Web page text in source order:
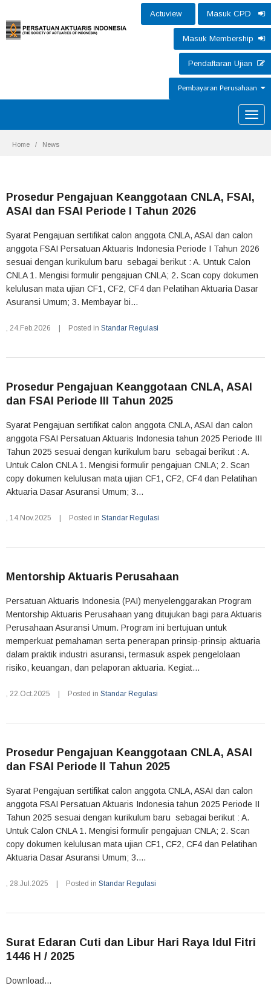
Actuview Masuk CPD
Masuk Membership
Pendaftaran Ujian
Pembayaran Perusahaan
Toggle
Home News
Prosedur Pengajuan Keanggotaan CNLA, FSAI,
ASAI dan FSAI Periode I Tahun 2026
Syarat Pengajuan sertifikat calon anggota CNLA, ASAI dan calon
anggota FSAI Persatuan Aktuaris Indonesia Periode I Tahun 2026
sesuai dengan kurikulum baru sebagai berikut : A. Untuk Calon
CNLA 1. Mengisi formulir pengajuan CNLA; 2. Scan copy dokumen
kelulusan mata ujian CF1, CF2, CF4 dan Pelatihan Aktuaria Dasar
Asuransi Umum; 3. Membayar bi...
, 24.Feb.2026 Posted in Standar Regulasi
Prosedur Pengajuan Keanggotaan CNLA, ASAI
dan FSAI Periode III Tahun 2025
Syarat Pengajuan sertifikat calon anggota CNLA, ASAI dan calon
anggota FSAI Persatuan Aktuaris Indonesia tahun 2025 Periode III
Tahun 2025 sesuai dengan kurikulum baru sebagai berikut : A.
Untuk Calon CNLA 1. Mengisi formulir pengajuan CNLA; 2. Scan
copy dokumen kelulusan mata ujian CF1, CF2, CF4 dan Pelatihan
Aktuaria Dasar Asuransi Umum; 3...
, 14.Nov.2025 Posted in Standar Regulasi
Mentorship Aktuaris Perusahaan
Persatuan Aktuaris Indonesia (PAI) menyelenggarakan Program
Mentorship Aktuaris Perusahaan yang ditujukan bagi para Aktuaris
Perusahaan Asuransi Umum. Program ini bertujuan untuk
memperkuat pemahaman serta penerapan prinsip-prinsip aktuaria
dalam praktik industri asuransi, termasuk aspek pengelolaan
risiko, keuangan, dan pelaporan aktuaria. Kegiat...
, 22.Oct.2025 Posted in Standar Regulasi
Prosedur Pengajuan Keanggotaan CNLA, ASAI
dan FSAI Periode II Tahun 2025
Syarat Pengajuan sertifikat calon anggota CNLA, ASAI dan calon
anggota FSAI Persatuan Aktuaris Indonesia tahun 2025 Periode II
Tahun 2025 sesuai dengan kurikulum baru sebagai berikut : A.
Untuk Calon CNLA 1. Mengisi formulir pengajuan CNLA; 2. Scan
copy dokumen kelulusan mata ujian CF1, CF2, CF4 dan Pelatihan
Aktuaria Dasar Asuransi Umum; 3....
, 28.Jul.2025 Posted in Standar Regulasi
Surat Edaran Cuti dan Libur Hari Raya Idul Fitri
1446 H / 2025
Download...